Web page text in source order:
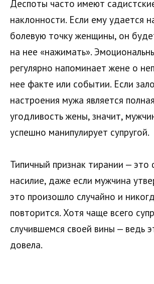
Деспоты часто имеют
наклонности. Если ему удается
болевую точку женщины, он
на нее «нажимать».
регулярно напоминает жене о
нее факте или событии. Если
настроения мужа является
угодливость жены, значит,
успешно манипулирует супругой.
Типичный признак тирании — это
насилие, даже если мужчина
это произошло случайно и
повторится. Хотя чаще всего
случившемся своей вины — ведь
довела.